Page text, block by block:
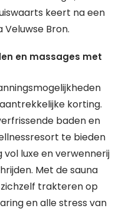
keert na een
Veluwse Bron.
en massages met
korting.
baden en
te bieden
luxe en verwennerij
Met de sauna
trakteren op
en alle stress van